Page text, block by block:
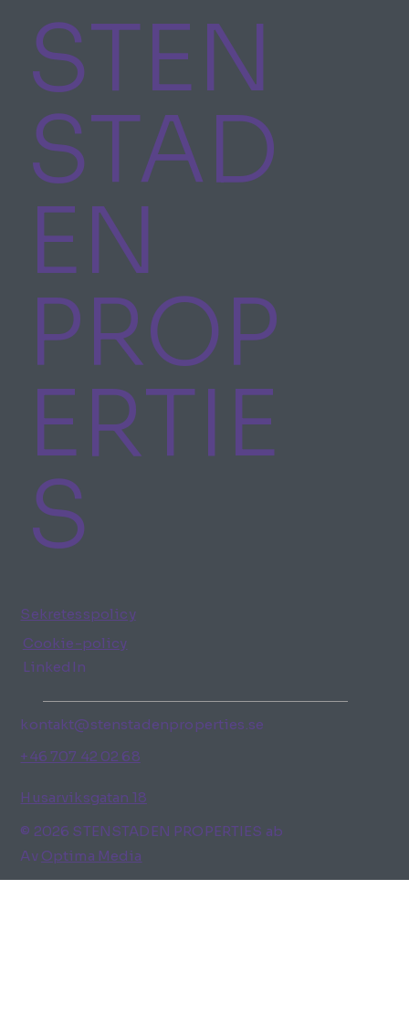
STEN
STAD
EN
PROP
ERTIE
S
Sekretesspolicy
Cookie-policy
LinkedIn
kontakt@stenstadenproperties.se
+46 707 42 02 68
Husarviksgatan 18
© 2026 STENSTADEN PROPERTIES ab
Av Optima Media